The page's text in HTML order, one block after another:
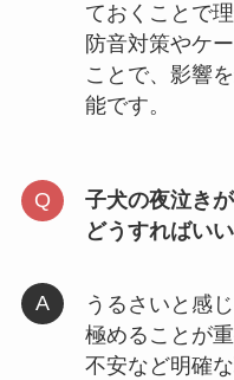
ておくことで
防音対策やケ
ことで、影響
能です。
子犬の夜泣き
どうすればい
うるさいと感
極めることが
不安など明確